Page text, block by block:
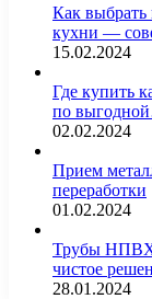
Как выбрать
кухни —
15.02.2024
Где купить
по
02.02.2024
Прием
переработки
01.02.2024
Трубы НПВХ
чистое
28.01.2024